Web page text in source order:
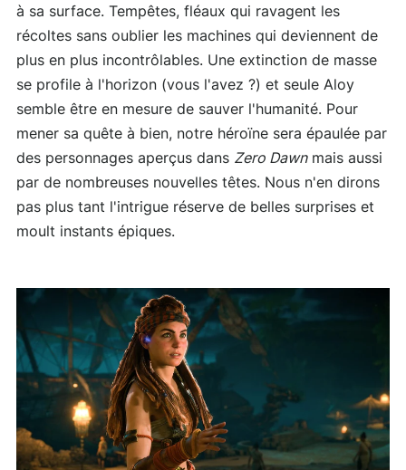
à sa surface. Tempêtes, fléaux qui ravagent les
récoltes sans oublier les machines qui deviennent de
plus en plus incontrôlables. Une extinction de masse
se profile à l'horizon (vous l'avez ?) et seule Aloy
semble être en mesure de sauver l'humanité. Pour
mener sa quête à bien, notre héroïne sera épaulée par
des personnages aperçus dans Zero Dawnmais aussi
par de nombreuses nouvelles têtes. Nous n'en dirons
pas plus tant l'intrigue réserve de belles surprises et
moult instants épiques.